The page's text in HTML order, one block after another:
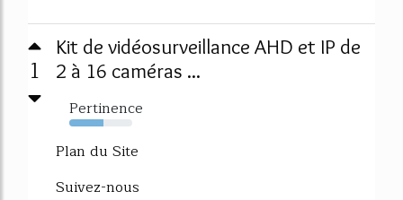
1
Kit de vidéosurveillance AHD et IP de
2 à 16 caméras ...
Pertinence
54%
Plan du Site
Suivez-nous